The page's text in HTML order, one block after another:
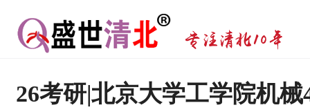
26考研|北京大学工学院机